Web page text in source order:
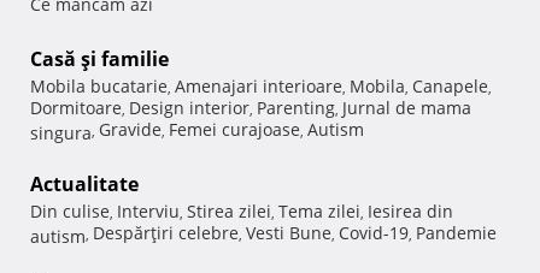
Casă şi familie
Mobila bucatarie, Amenajari interioare, Mobila, Canapele,
Dormitoare, Design interior, Parenting, Jurnal de mama
singura, Gravide, Femei curajoase, Autism
Actualitate
Din culise, Interviu, Stirea zilei, Tema zilei, Iesirea din
autism, Despărţiri celebre, Vesti Bune, Covid-19, Pandemie